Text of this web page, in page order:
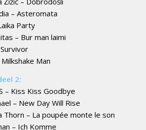
– Asteromata
Party
– Bur man laimi
Man
2:
– Kiss Kiss Goodbye
– New Day Will Rise
Thorn – La poupée monte le son
– Ich Komme